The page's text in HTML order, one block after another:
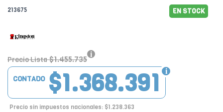
213675 EN STOCK
Precio Lista $1.455.735
$1.368.391
CONTADO
Precio sin impuestos nacionales: $1.238.363